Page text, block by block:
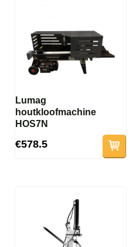
Lumag
houtkloofmachine
HOS7N
€578.5